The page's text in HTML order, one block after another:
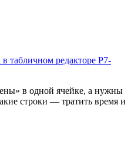
табличном редакторе Р7-
в одной ячейке, а нужны
строки — тратить время и